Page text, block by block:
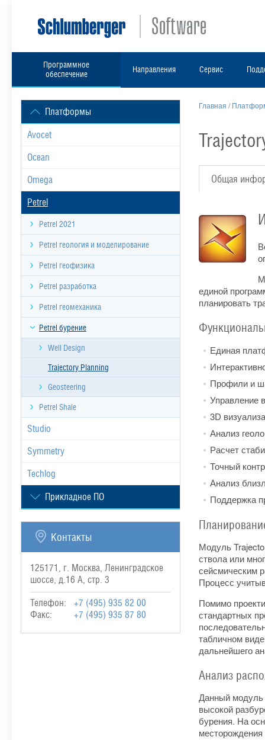
Программное
обеспечение
Направления Сервис
Платформы
Avocet
Ocean
Omega
Petrel
Petrel 2021
Petrel геология и моделирование
Petrel геофизика
Petrel разработка
Petrel геомеханика
Petrel бурение
Well Design
Trajectory Planning
Geosteering
Petrel Shale
Studio
Symmetry
Techlog
Прикладное ПО
Контакты
125171, г. Москва, Ленинградское
шоссе, д.16 А, стр. 3
Телефон:
+7 (495) 935 82 00
Факс:
+7 (495) 935 87 80
Главная /
Общая
единой
планировать
Единая
Профили и
Управление
3D
Анализ
Расчет
Точный
Анализ
Поддержка
Модуль
ствола или
сейсмическим
Процесс
Помимо
стандартных
табличном
дальнейшего
Анализ
Данный модуль
высокой
бурения. На
месторождения